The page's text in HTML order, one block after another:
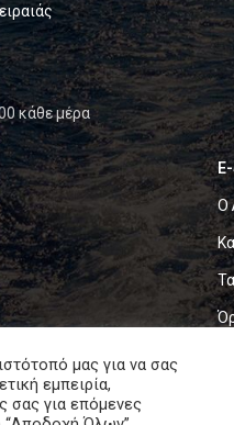
κάθε μέρα
Ο
μας για να σας
εμπειρία,
σας για επόμενες